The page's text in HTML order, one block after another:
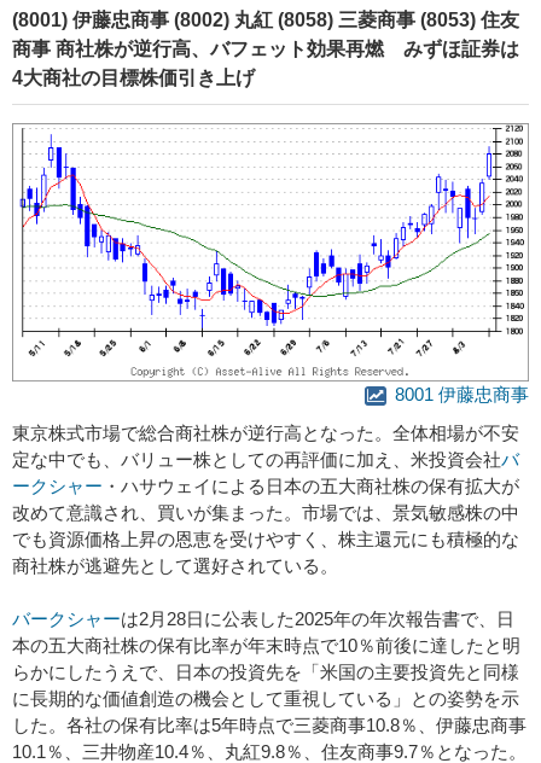
(8001) 伊藤忠商事 (8002) 丸紅 (8058) 三菱商事 (8053) 住友
商事 商社株が逆行高、バフェット効果再燃 みずほ証券は
4大商社の目標株価引き上げ
8001 伊藤忠商事
東京株式市場で総合商社株が逆行高となった。全体相場が不安
定な中でも、バリュー株としての再評価に加え、米投資会社バ
ークシャー ・ハサウェイによる日本の五大商社株の保有拡大が
改めて意識され、買いが集まった。市場では、景気敏感株の中
でも資源価格上昇の恩恵を受けやすく、株主還元にも積極的な
商社株が逃避先として選好されている。
バークシャーは2月28日に公表した2025年の年次報告書で、日
本の五大商社株の保有比率が年末時点で10％前後に達したと明
らかにしたうえで、日本の投資先を「米国の主要投資先と同様
に長期的な価値創造の機会として重視している」との姿勢を示
した。各社の保有比率は5年時点で三菱商事10.8％、伊藤忠商事
10.1％、三井物産10.4％、丸紅9.8％、住友商事9.7％となった。